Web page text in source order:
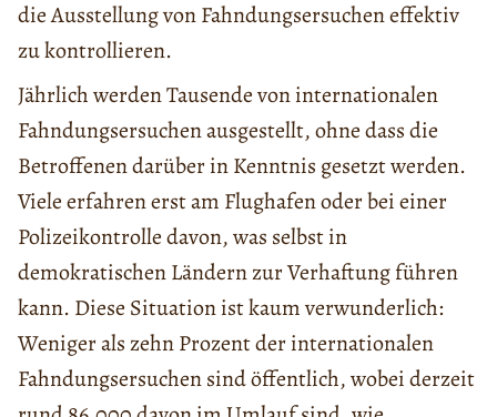
die Ausstellung von Fahndungsersuchen effektiv
zu kontrollieren.
Jährlich werden Tausende von internationalen
Fahndungsersuchen ausgestellt, ohne dass die
Betroffenen darüber in Kenntnis gesetzt werden.
Viele erfahren erst am Flughafen oder bei einer
Polizeikontrolle davon, was selbst in
demokratischen Ländern zur Verhaftung führen
kann. Diese Situation ist kaum verwunderlich:
Weniger als zehn Prozent der internationalen
Fahndungsersuchen sind öffentlich, wobei derzeit